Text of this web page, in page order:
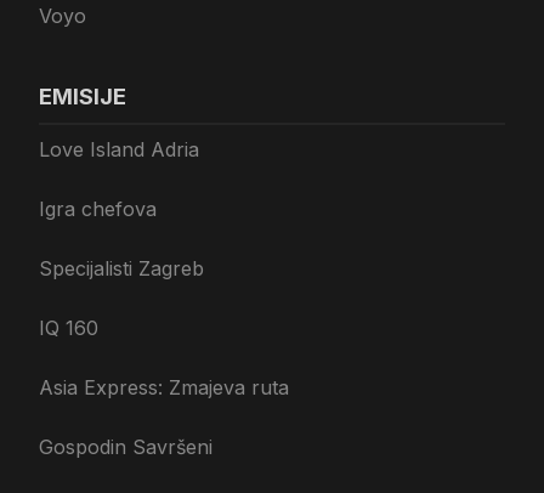
Voyo
EMISIJE
Love Island Adria
Igra chefova
Specijalisti Zagreb
IQ 160
Asia Express: Zmajeva ruta
Gospodin Savršeni